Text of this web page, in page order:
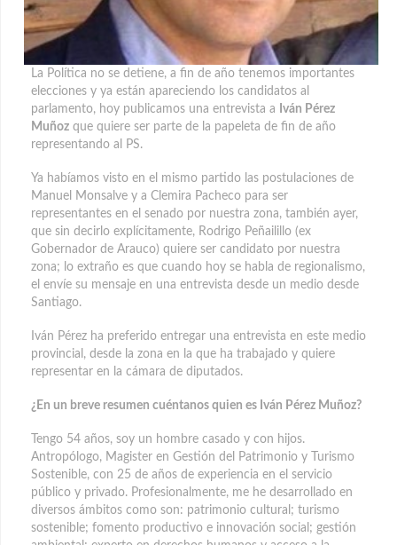
La Política no se detiene, a fin de año tenemos importantes
elecciones y ya están apareciendo los candidatos al
parlamento, hoy publicamos una entrevista a
Iván Pérez
Muñoz que quiere ser parte de la papeleta de fin de año
representando al PS.
Ya habíamos visto en el mismo partido las postulaciones de
Manuel Monsalve y a Clemira Pacheco para ser
representantes en el senado por nuestra zona, también ayer,
que sin decirlo explícitamente, Rodrigo Peñailillo (ex
Gobernador de Arauco) quiere ser candidato por nuestra
zona; lo extraño es que cuando hoy se habla de regionalismo,
el envíe su mensaje en una entrevista desde un medio desde
Santiago.
Iván Pérez ha preferido entregar una entrevista en este medio
provincial, desde la zona en la que ha trabajado y quiere
representar en la cámara de diputados.
¿En un breve resumen cuéntanos quien es Iván Pérez Muñoz?
Tengo 54 años, soy un hombre casado y con hijos.
Antropólogo, Magister en Gestión del Patrimonio y Turismo
Sostenible, con 25 de años de experiencia en el servicio
público y privado. Profesionalmente, me he desarrollado en
diversos ámbitos como son: patrimonio cultural; turismo
sostenible; fomento productivo e innovación social; gestión